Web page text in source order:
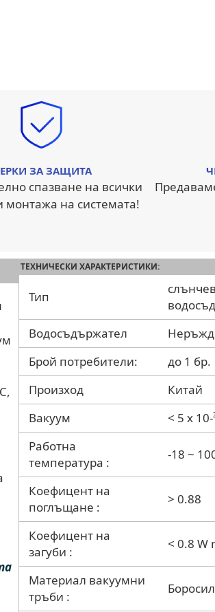
ЗА ЗАЩИТА
спазване на всички
монтажа на системата!
ТЕХНИЧЕСКИ ХАРАКТЕРИСТИКИ:
Тип
Водосъдържател
Брой потребители:
до 1 бр.
Произход
Китай
Вакуум
< 5 x 10-
Работна
температура :
-18 ~
Коефицент на
поглъщане :
> 0.88
Коефицент на
загуби :
< 0.8 W
Материал вакуумни
тръби :